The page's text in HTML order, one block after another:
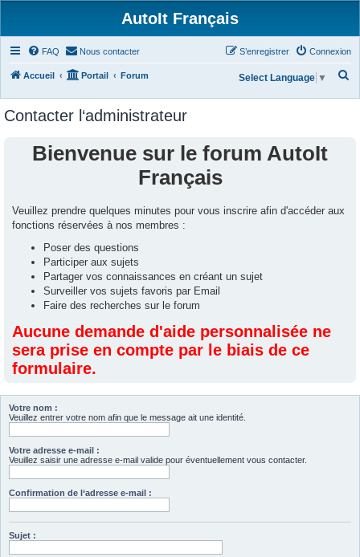
AutoIt Français
FAQ Nous contacter Connexion
S’enregistrer
Accueil Portail Forum Select Language ▼
Contacter l‘administrateur
Bienvenue sur le forum AutoIt
Français
Veuillez prendre quelques minutes pour vous inscrire afin d'accéder aux
fonctions réservées à nos membres :
Poser des questions
Participer aux sujets
Partager vos connaissances en créant un sujet
Surveiller vos sujets favoris par Email
Faire des recherches sur le forum
Aucune demande d'aide personnalisée ne
sera prise en compte par le biais de ce
formulaire.
Votre nom :
Veuillez entrer votre nom afin que le message ait une identité.
Votre adresse e-mail :
Veuillez saisir une adresse e-mail valide pour éventuellement vous contacter.
Confirmation de l‘adresse e-mail :
Sujet :